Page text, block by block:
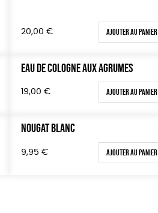
20,00 € Ajouter au panier
EAU DE COLOGNE AUX AGRUMES
19,00 € Ajouter au panier
NOUGAT BLANC
9,95 € Ajouter au panier